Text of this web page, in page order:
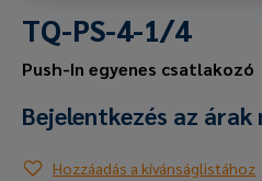
TQ-PS-4-1/4
Push-In egyenes csatlakozó
Bejelentkezés az
Hozzáadás a kívánságlistához